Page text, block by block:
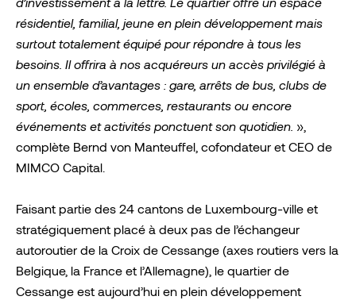
d’investissement à la lettre. Le quartier offre un espace
résidentiel, familial, jeune en plein développement mais
surtout totalement équipé pour répondre à tous les
besoins. Il offrira à nos acquéreurs un accès privilégié à
un ensemble d’avantages : gare, arrêts de bus, clubs de
sport, écoles, commerces, restaurants ou encore
événements et activités ponctuent son quotidien. »,
complète Bernd von Manteuffel, cofondateur et CEO de
MIMCO Capital.
Faisant partie des 24 cantons de Luxembourg-ville et
stratégiquement placé à deux pas de l’échangeur
autoroutier de la Croix de Cessange (axes routiers vers la
Belgique, la France et l’Allemagne), le quartier de
Cessange est aujourd’hui en plein développement